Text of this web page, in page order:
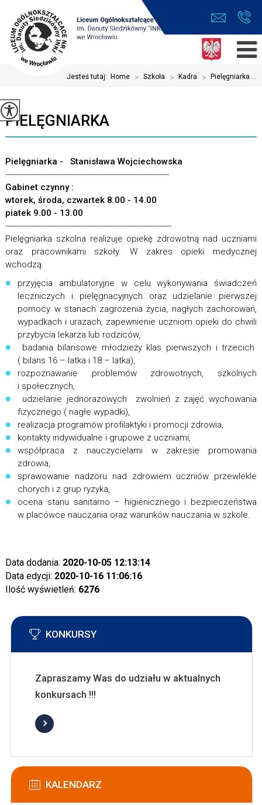
Jesteś tutaj: Home > Szkoła > Kadra > Pielęgniarka ...
PIELĘGNIARKA
Pielęgniarka - Stanisława Wojciechowska
----------------------------------------------------------------------
Gabinet czynny :
wtorek, środa, czwartek 8.00 - 14.00
piatek 9.00 - 13.00
-----------------------------------------------------------------------
Pielęgniarka szkolna realizuje opiekę zdrowotną nad uczniami
oraz pracownikami szkoły. W zakres opieki medycznej
wchodzą:
przyjęcia ambulatoryjne w celu wykonywania świadczeń
leczniczych i pielęgnacyjnych oraz udzielanie pierwszej
pomocy w stanach zagrożenia życia, nagłych zachorowań,
wypadkach i urazach, zapewnienie uczniom opieki do chwili
przybycia lekarza lub rodziców,
badania bilansowe młodzieży klas pierwszych i trzecich
( bilans 16 – latka i 18 – latka),
rozpoznawanie problemów zdrowotnych, szkolnych
i społecznych,
udzielanie jednorazowych zwolnień z zajęć wychowania
fizycznego ( nagłe wypadki),
realizacja programów profilaktyki i promocji zdrowia,
kontakty indywidualne i grupowe z uczniami,
współpraca z nauczycielami w zakresie promowania
zdrowia,
sprawowanie nadzoru nad zdrowiem uczniów przewlekle
chorych i z grup ryzyka,
ocena stanu sanitarno – higienicznego i bezpieczeństwa
w placówce nauczania oraz warunków nauczania w szkole.
Data dodania: 2020-10-05 12:13:14
Data edycji: 2020-10-16 11:06:16
Ilość wyświetleń: 6276
KONKURSY
Zapraszamy Was do udziału w aktualnych
konkursach !!!
KALENDARZ